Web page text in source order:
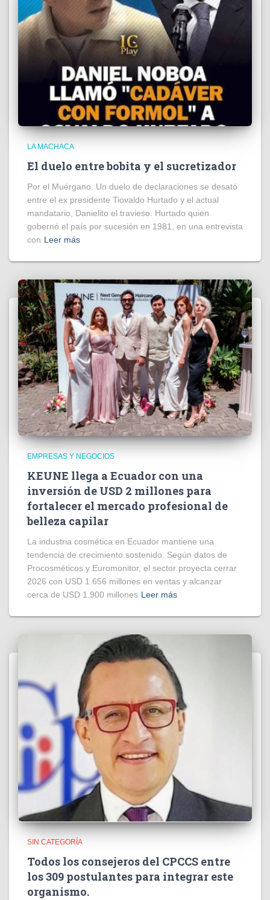
LA MACHACA
El duelo entre bobita y el sucretizador
Por el Muérgano. Un duelo de declaraciones se desató
entre el ex presidente Tiovaldo Hurtado y el actual
mandatario, Danielito el travieso. Hurtado quien
gobernó el país por sucesión en 1981, en una entrevista
con Leer más
EMPRESAS Y NEGOCIOS
KEUNE llega a Ecuador con una
inversión de USD 2 millones para
fortalecer el mercado profesional de
belleza capilar
La industria cosmética en Ecuador mantiene una
tendencia de crecimiento sostenido. Según datos de
Procosméticos y Euromonitor, el sector proyecta cerrar
2026 con USD 1.656 millones en ventas y alcanzar
cerca de USD 1.900 millones Leer más
SIN CATEGORÍA
Todos los consejeros del CPCCS entre
los 309 postulantes para integrar este
organismo.